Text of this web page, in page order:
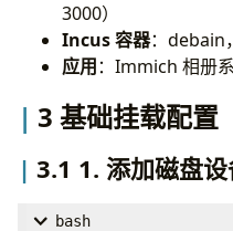
1. 权限被拒绝（
2. 文件显示为
3. 容器启动失败
4. 移除错误的挂载
完整配置示例
场景：Immich +
最佳实践
参考资料
3000）
Incus 容器：debain
应用：Immich 相册
3 基础挂载配置
3.1 1. 添加磁盘
bash